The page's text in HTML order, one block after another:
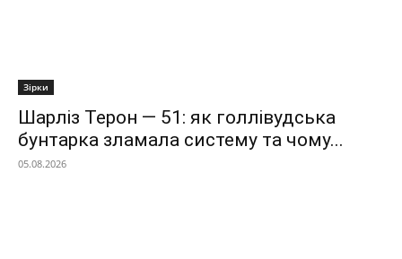
Зірки
Шарліз Терон — 51: як голлівудська
бунтарка зламала систему та чому...
05.08.2026